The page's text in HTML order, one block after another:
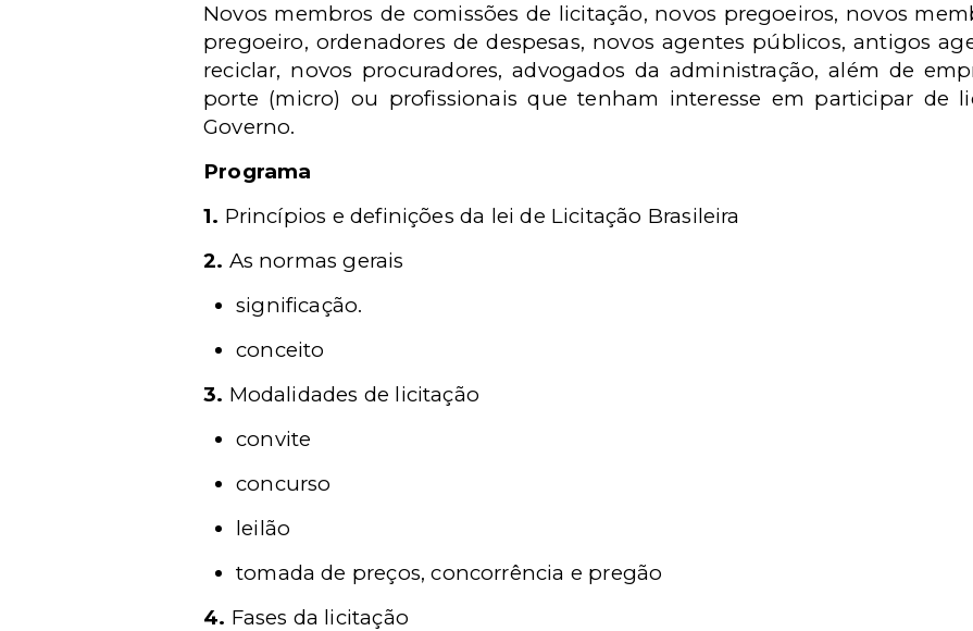
Novos membros de comissões de licitação, novos pregoeiros, novos
pregoeiro, ordenadores de despesas, novos agentes públicos, antigos
reciclar, novos procuradores, advogados da administração, além de
porte (micro) ou profissionais que tenham interesse em participar de
Governo.
Programa
1. Princípios e definições da lei de Licitação Brasileira
2. As normas gerais
significação.
conceito
3. Modalidades de licitação
convite
concurso
leilão
tomada de preços, concorrência e pregão
4. Fases da licitação